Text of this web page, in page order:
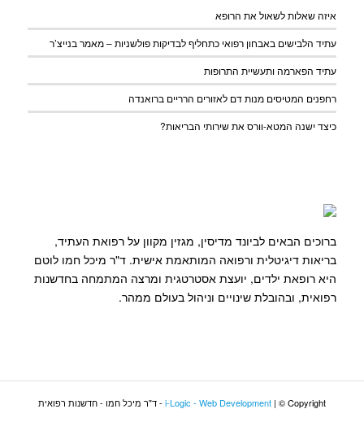
איזה שאלות לשאול את הרופא
עתיד הלבישים באבחון רפואי כתחליף לבדיקות פולשניות – מאמר בנייצ’ר
עתיד הפארמה ותעשיית התרופות
רחפנים המטיסים מנות דם לאזורים הרריים ברואנדה
כיצד ישנה המטא-וורס את שירותי הבריאות?
ברוכים הבאים לביונד מדיסין, מגזין מקוון על רפואת העתיד,
בריאות דיגיטלית ורפואה המותאמת אישית. ד"ר מיכל חמו לוטם
היא רופאת ילדים, יועצת אסטרטגית ומרצה המתמחה בחדשנות
רפואית, ובהובלת שינויים וניהול בעולם ממהר.
i-Logic - Web Development | © Copyright - ד"ר מיכל חמו - חדשנות רפואית